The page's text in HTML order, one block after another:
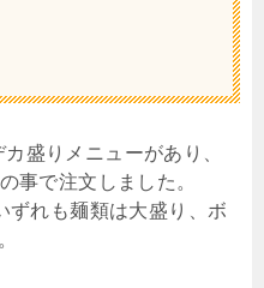
盛りメニューがあり、
事で注文しました。
ずれも麺類は大盛り、ボ